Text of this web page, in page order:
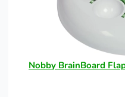
Nobby BrainBoard